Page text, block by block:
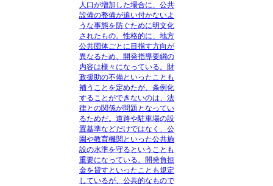
人口が増加した場合に、公共
設備の整備が追い付かないよ
うな事態を防ぐために明文化
されたもの。性格的に、地方
公共団体ごとに目指す方向が
異なるため、開発指導要綱の
内容は様々になっている。財
政援助の不備といったことも
補うことを定めたが、条例化
することができないのは、法
律との関係が問題となってい
るためだ。道路や駐車場の設
置基準などだけではなく、公
園や教育機関といった公共施
設の水準を守るということも
重要になっている。開発負担
金を貸すといったことも規定
しているが、公共的なもので